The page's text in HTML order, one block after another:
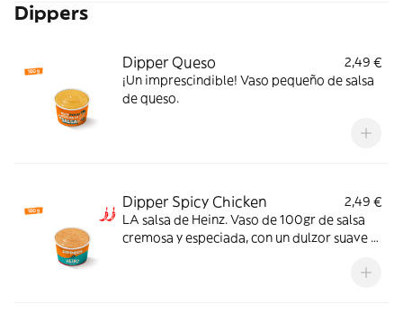
Dippers
Dipper Queso
2,49 €
¡Un imprescindible! Vaso pequeño de salsa
de queso.
Dipper Spicy Chicken
2,49 €
LA salsa de Heinz. Vaso de 100gr de salsa
cremosa y especiada, con un dulzor suave y
sabor y la hace irresistible. El match ideal